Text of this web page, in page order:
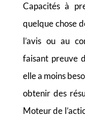
Capacités à
quelque chose
l’avis ou au
faisant preuve
elle a moins
obtenir des
Moteur de